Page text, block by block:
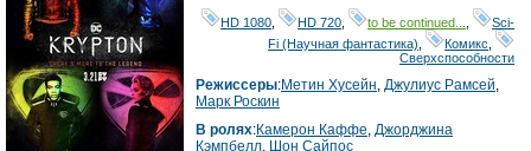
HD 1080 HD 720 to be continued...
Sci-
Fi (Научная фантастика)
Комикс
Сверхспособности
Режиссеры:Метин Хусейн, Джулиус Рамсей,
Марк Роскин
В ролях:Камерон Каффе, Джорджина
Кэмпбелл, Шон Сайпос